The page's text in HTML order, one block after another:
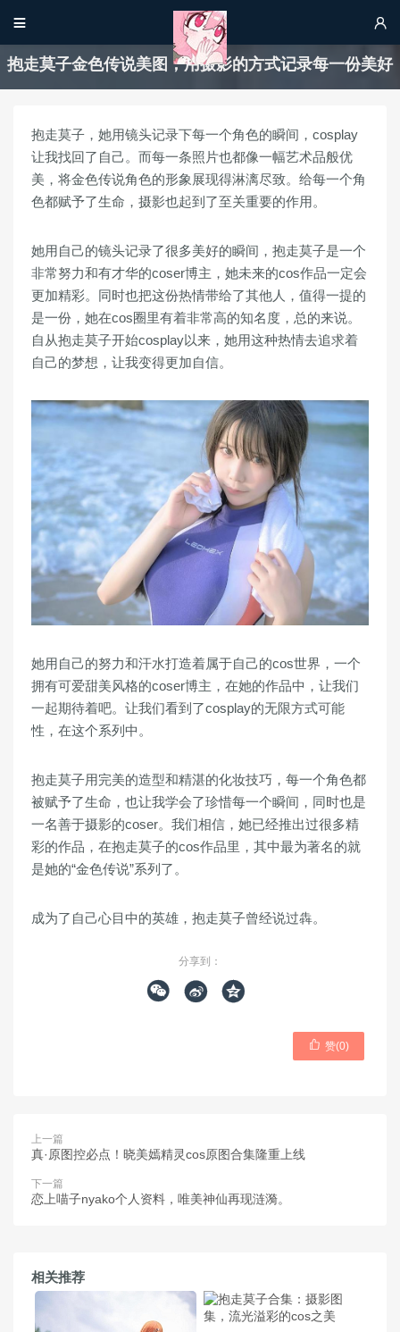
 
抱走莫子金色传说美图，用摄影的方式记录每一份美好
抱走莫子，她用镜头记录下每一个角色的瞬间，cosplay
让我找回了自己。而每一条照片也都像一幅艺术品般优
美，将金色传说角色的形象展现得淋漓尽致。给每一个角
色都赋予了生命，摄影也起到了至关重要的作用。
她用自己的镜头记录了很多美好的瞬间，抱走莫子是一个
非常努力和有才华的coser博主，她未来的cos作品一定会
更加精彩。同时也把这份热情带给了其他人，值得一提的
是一份，她在cos圈里有着非常高的知名度，总的来说。
自从抱走莫子开始cosplay以来，她用这种热情去追求着
自己的梦想，让我变得更加自信。
她用自己的努力和汗水打造着属于自己的cos世界，一个
拥有可爱甜美风格的coser博主，在她的作品中，让我们
一起期待着吧。让我们看到了cosplay的无限方式可能
性，在这个系列中。
抱走莫子用完美的造型和精湛的化妆技巧，每一个角色都
被赋予了生命，也让我学会了珍惜每一个瞬间，同时也是
一名善于摄影的coser。我们相信，她已经推出过很多精
彩的作品，在抱走莫子的cos作品里，其中最为著名的就
是她的“金色传说”系列了。
成为了自己心目中的英雄，抱走莫子曾经说过犇。
分享到：
  
 赞(0)
上一篇
真·原图控必点！晓美嫣精灵cos原图合集隆重上线
下一篇
恋上喵子nyako个人资料，唯美神仙再现涟漪。
相关推荐